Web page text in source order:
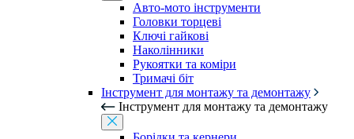
Авто-мото інструменти
Головки торцеві
Ключі гайкові
Наколінники
Рукоятки та коміри
Тримачі біт
Інструмент для монтажу та демонтажу
Інструмент для монтажу та демонтажу